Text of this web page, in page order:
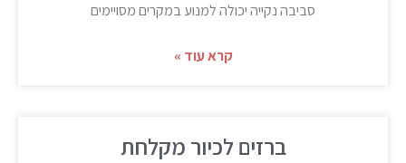
סביבה נקייה יכולה למנוע במקרים מסויימים
קרא עוד »
ברזים לכיור מקלחת